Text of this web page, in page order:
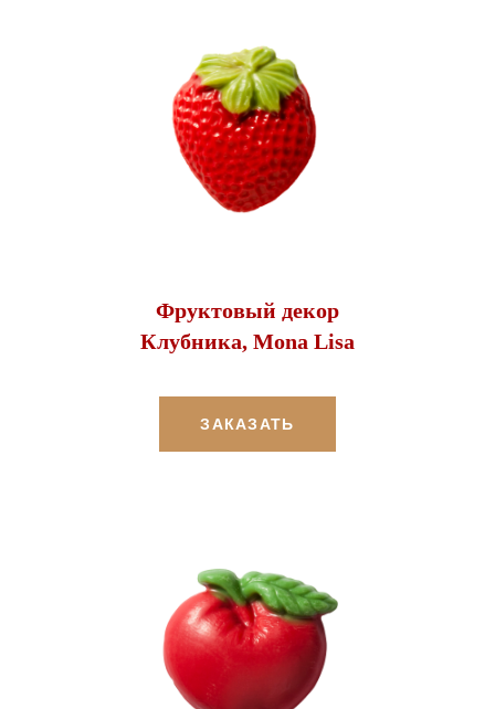
Фруктовый декор
Клубника, Mona Lisa
ЗАКАЗАТЬ